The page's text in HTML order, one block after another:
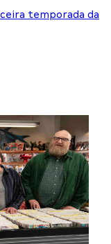
temporada da